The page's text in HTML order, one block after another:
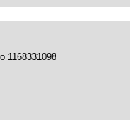
1168331098